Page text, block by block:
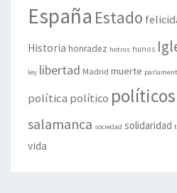
España Estado
Historia honradez hotros hunos
ley libertad Madrid muerte
política político políticos
salamanca sociedad solidaridad
vida